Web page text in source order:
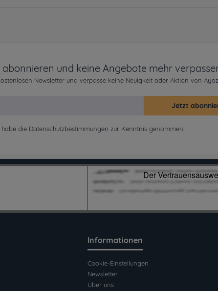
und keine Angebote mehr
Newsletter und verpasse keine Neuigkeit oder Aktion von
Jetzt
habe die Datenschutzbestimmungen zur Kenntnis genommen.
Informationen
Cookie-Einstellungen
Newsletter
Über uns